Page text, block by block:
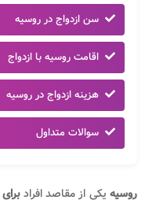
سن ازدواج در روسیه
اقامت روسیه با ازدواج
هزینه ازدواج در روسیه
سوالات متداول
روسیه یکی از مقاصد افرادبرای